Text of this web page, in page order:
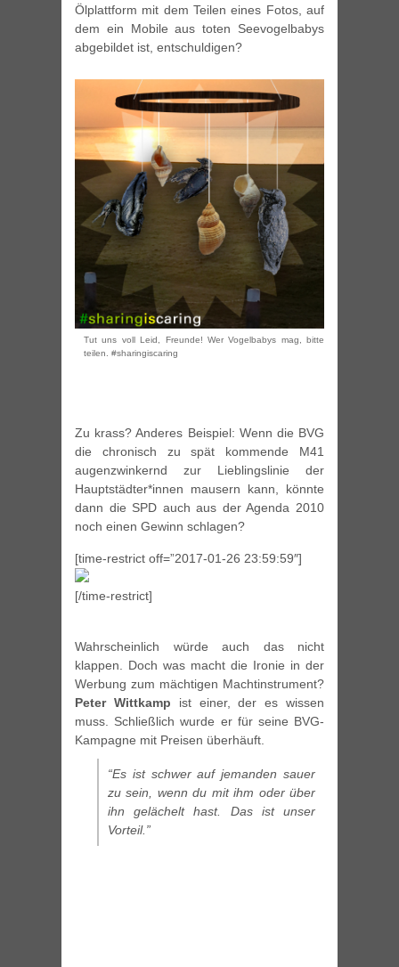
Ölplattform mit dem Teilen eines Fotos, auf
dem ein Mobile aus toten Seevogelbabys
abgebildet ist, entschuldigen?
Tut uns voll Leid, Freunde! Wer Vogelbabys mag, bitte
teilen. #sharingiscaring
Zu krass? Anderes Beispiel: Wenn die BVG
die chronisch zu spät kommende M41
augenzwinkernd zur Lieblingslinie der
Hauptstädter*innen mausern kann, könnte
dann die SPD auch aus der Agenda 2010
noch einen Gewinn schlagen?
[time-restrict off=”2017-01-26 23:59:59″]
[/time-restrict]
Wahrscheinlich würde auch das nicht
klappen. Doch was macht die Ironie in der
Werbung zum mächtigen Machtinstrument?
Peter Wittkamp ist einer, der es wissen
muss. Schließlich wurde er für seine BVG-
Kampagne mit Preisen überhäuft.
“Es ist schwer auf jemanden sauer
zu sein, wenn du mit ihm oder über
ihn gelächelt hast. Das ist unser
Vorteil.”